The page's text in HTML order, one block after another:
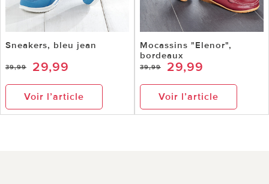
Sneakers, bleu jean
39,99 29,99
Voir l’article
Mocassins "Elenor",
bordeaux
39,99 29,99
Voir l’article